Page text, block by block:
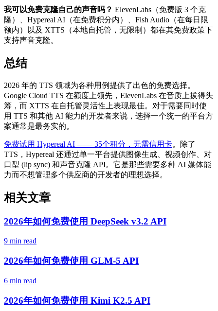
我可以免费克隆自己的声音吗？ ElevenLabs（免费版 3 个克
隆）、Hypereal AI（在免费积分内）、Fish Audio（在每日限
额内）以及 XTTS（本地自托管，无限制）都在其免费政策下
支持声音克隆。
总结
2026 年的 TTS 领域为各种用例提供了出色的免费选择。
Google Cloud TTS 在额度上领先，ElevenLabs 在音质上拔得头
筹，而 XTTS 在自托管灵活性上表现最佳。对于需要同时使
用 TTS 和其他 AI 能力的开发者来说，选择一个统一的平台方
案通常是最务实的。
免费试用 Hypereal AI —— 35个积分，无需信用卡。除了
TTS，Hypereal 还通过单一平台提供图像生成、视频创作、对
口型 (lip sync) 和声音克隆 API。它是那些需要多种 AI 媒体能
力而不想管理多个供应商的开发者的理想选择。
相关文章
2026年如何免费使用 DeepSeek v3.2 API
9 min read
2026年如何免费使用 GLM-5 API
6 min read
2026年如何免费使用 Kimi K2.5 API